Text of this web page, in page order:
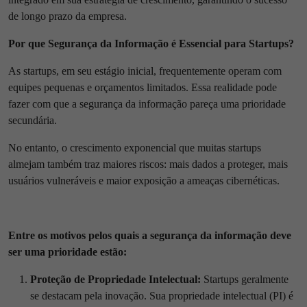
de longo prazo da empresa.
Por que Segurança da Informação é Essencial para Startups?
As startups, em seu estágio inicial, frequentemente operam com
equipes pequenas e orçamentos limitados. Essa realidade pode
fazer com que a segurança da informação pareça uma prioridade
secundária.
No entanto, o crescimento exponencial que muitas startups
almejam também traz maiores riscos: mais dados a proteger, mais
usuários vulneráveis e maior exposição a ameaças cibernéticas.
Entre os motivos pelos quais a segurança da informação deve
ser uma prioridade estão:
Proteção de Propriedade Intelectual: Startups geralmente
se destacam pela inovação. Sua propriedade intelectual (PI) é